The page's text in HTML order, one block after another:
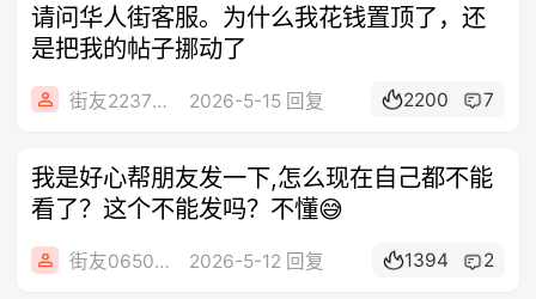
请问华人街客服。为什么我花钱置顶了，还
是把我的帖子挪动了
街友22372532 2026-5-15 回复 2200 7
我是好心帮朋友发一下,怎么现在自己都不能
看了？这个不能发吗？不懂😅
街友06509128 2026-5-12 回复 1394 2